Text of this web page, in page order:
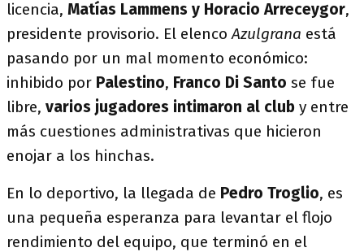
licencia, Matías Lammens y Horacio Arreceygor,
presidente provisorio. El elencoAzulgrana está
pasando por un mal momento económico:
inhibido por Palestino, Franco Di Santo se fue
libre, varios jugadores intimaron al club y entre
más cuestiones administrativas que hicieron
enojar a los hinchas.
En lo deportivo, la llegada de Pedro Troglio, es
una pequeña esperanza para levantar el flojo
rendimiento del equipo, que terminó en el